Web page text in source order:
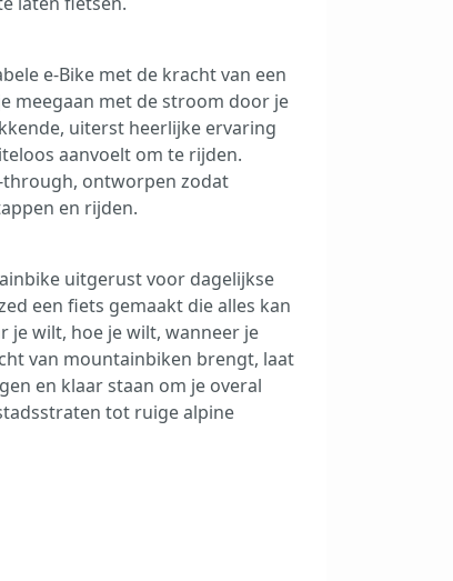
e-Bike met de kracht van een
meegaan met de stroom door je
uiterst heerlijke ervaring
aanvoelt om te rijden.
through, ontworpen zodat
en rijden.
uitgerust voor dagelijkse
een fiets gemaakt die alles kan
je wilt, hoe je wilt, wanneer je
van mountainbiken brengt, laat
en klaar staan om je overal
tot ruige alpine